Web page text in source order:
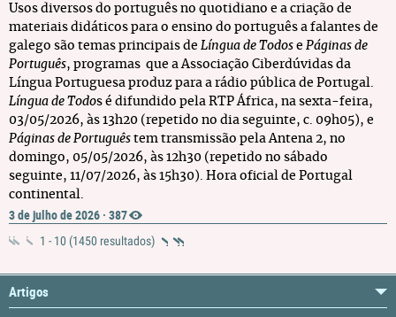
Usos diversos do português no quotidiano e a criação de
materiais didáticos para o ensino do português a falantes de
galego são temas principais de Língua de Todos e Páginas de
Português, programas que a Associação Ciberdúvidas da
Língua Portuguesa produz para a rádio pública de Portugal.
Língua de Todos é difundido pela RTP África, na sexta-feira,
03/05/2026, às 13h20 (repetido no dia seguinte, c. 09h05), e
Páginas de Português tem transmissão pela Antena 2, no
domingo, 05/05/2026, às 12h30 (repetido no sábado
seguinte, 11/07/2026, às 15h30). Hora oficial de Portugal
continental.
3 de julho de 2026 · 387
1 - 10 (1450 resultados)
Artigos